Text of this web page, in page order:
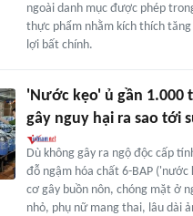
ngoài danh mục được phép
thực phẩm nhằm kích thích
lợi bất chính.
'Nước kẹo' ủ gần 1.000
gây nguy hại ra sao tới
Dù không gây ra ngộ độc cấp
đỗ ngậm hóa chất 6-BAP ('nước
cơ gây buồn nôn, chóng mặt ở
nhỏ, phụ nữ mang thai, lâu dài